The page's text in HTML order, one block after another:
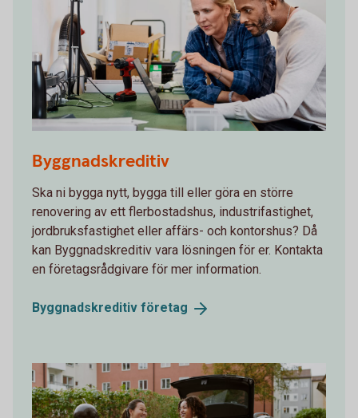
Byggnadskreditiv
Ska ni bygga nytt, bygga till eller göra en större
renovering av ett flerbostadshus, industrifastighet,
jordbruksfastighet eller affärs- och kontorshus? Då
kan Byggnadskreditiv vara lösningen för er. Kontakta
en företagsrådgivare för mer information.
Byggnadskreditiv företag